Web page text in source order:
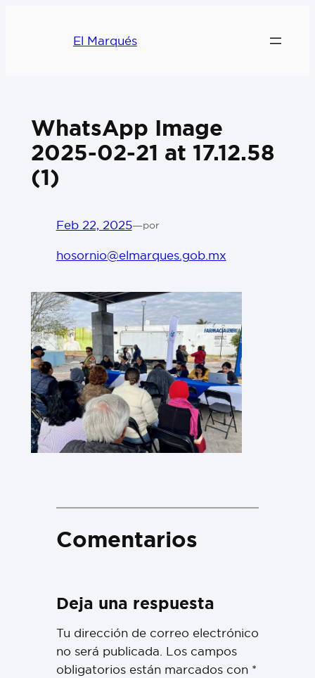
El Marqués
WhatsApp Image
2025-02-21 at 17.12.58
(1)
Feb 22, 2025—por
hosornio@elmarques.gob.mx
Comentarios
Deja una respuesta
Tu dirección de correo electrónico
no será publicada. Los campos
obligatorios están marcados con *